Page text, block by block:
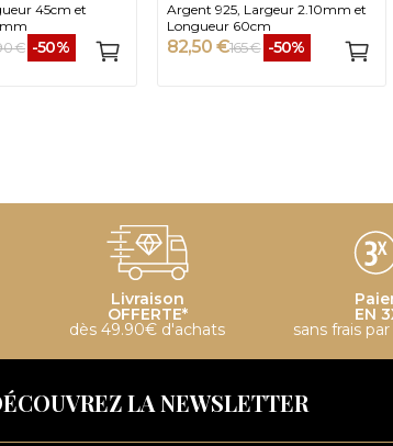
45cm et
€ -50%
Argent 925, Largeur 2.10mm et
Longueur 60cm
82,50 €165 € -50%
Livraison
OFFERTE*
dès 49.90€ d'achats
EN
sans frais
LA NEWSLETTER